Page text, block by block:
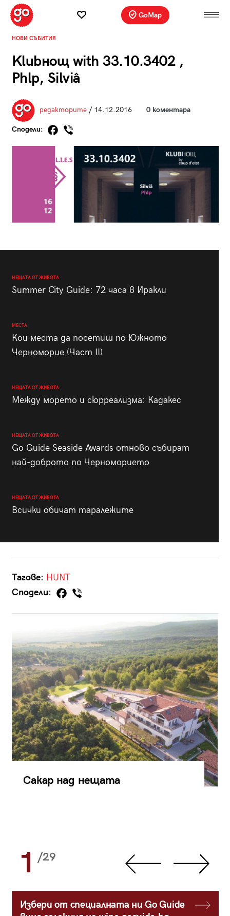
GoMap
НОВИ СЪБИТИЯ
Klubнощ with 33.10.3402 ,
Phlp, Silviâ
редакторите/ 14.12.2016 0 коментара
Сподели:
НЕЩАТА ОТ ЖИВОТА
Summer City Guide: 72 часа в Иракли
МЕСТА
Кои места да посетиш по Южното
Черноморие (Част II)
НЕЩАТА ОТ ЖИВОТА
Между морето и сюрреализма: Кадакес
НЕЩАТА ОТ ЖИВОТА
Go Guide Seaside Awards отново събират
най-доброто по Черноморието
НЕЩАТА ОТ ЖИВОТА
Всички обичат таралежите
Тагове: HUNT
Сподели:
Сакар над нещата
1 /29
Избери от специалната ни Go Guide